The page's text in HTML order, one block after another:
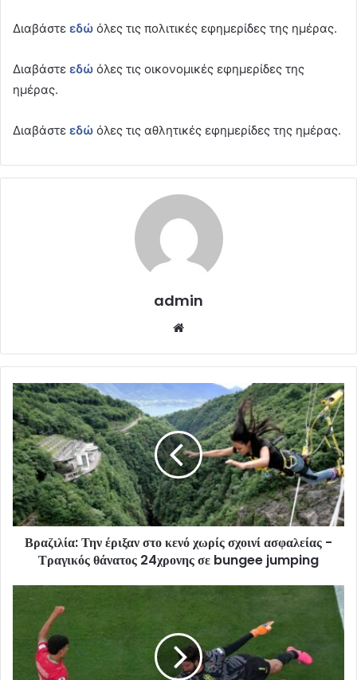
Διαβάστε εδώ όλες τις πολιτικές εφημερίδες της ημέρας.
Διαβάστε εδώ όλες τις οικονομικές εφημερίδες της
ημέρας.
Διαβάστε εδώ όλες τις αθλητικές εφημερίδες της ημέρας.
admin
Βραζιλία: Την έριξαν στο κενό χωρίς σχοινί ασφαλείας -
Τραγικός θάνατος 24χρονης σε bungee jumping